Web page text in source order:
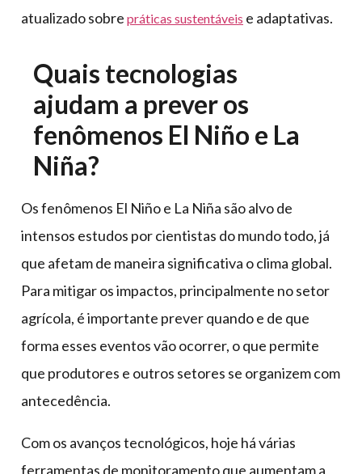
atualizado sobre práticas sustentáveis e adaptativas.
Quais tecnologias
ajudam a prever os
fenômenos El Niño e La
Niña?
Os fenômenos El Niño e La Niña são alvo de
intensos estudos por cientistas do mundo todo, já
que afetam de maneira significativa o clima global.
Para mitigar os impactos, principalmente no setor
agrícola, é importante prever quando e de que
forma esses eventos vão ocorrer, o que permite
que produtores e outros setores se organizem com
antecedência.
Com os avanços tecnológicos, hoje há várias
ferramentas de monitoramento que aumentam a